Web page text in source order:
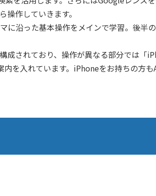
作していきます。
に沿った基本操作をメインで学習。後半
されており、操作が異なる部分では「
を入れています。iPhoneをお持ちの方